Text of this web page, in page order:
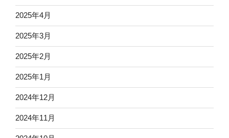
2025年4月
2025年3月
2025年2月
2025年1月
2024年12月
2024年11月